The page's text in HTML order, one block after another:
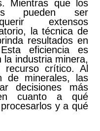
Mientras que los
pueden ser
extensos
la técnica de
resultados en
eficiencia es
la industria minera,
crítico. Al
de minerales, las
decisiones más
cuanto a qué
y a qué